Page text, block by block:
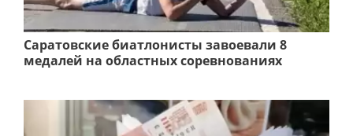
Саратовские биатлонисты завоевали 8
медалей на областных соревнованиях